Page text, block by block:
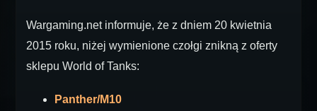
Wargaming.net informuje, że z dniem 20 kwietnia
2015 roku, niżej wymienione czołgi znikną z oferty
sklepu World of Tanks:
Panther/M10